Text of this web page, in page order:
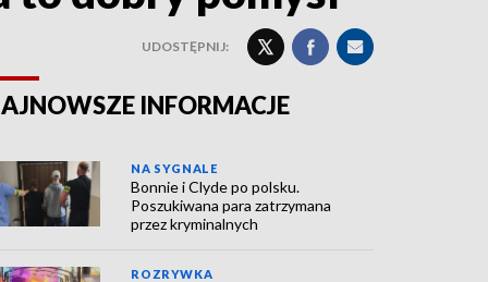
UDOSTĘPNIJ:
INFORMACJE
NA SYGNALE
Bonnie i Clyde po polsku.
Poszukiwana para zatrzymana
przez kryminalnych
ROZRYWKA